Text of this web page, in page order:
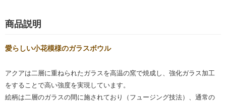
商品説明
愛らしい小花模様のガラスボウル
アクアは二層に重ねられたガラスを高温の窯で焼成し、強化ガラス加工
をすることで高い強度を実現しています。
絵柄は二層のガラスの間に施されており（フュージング技法）、通常の